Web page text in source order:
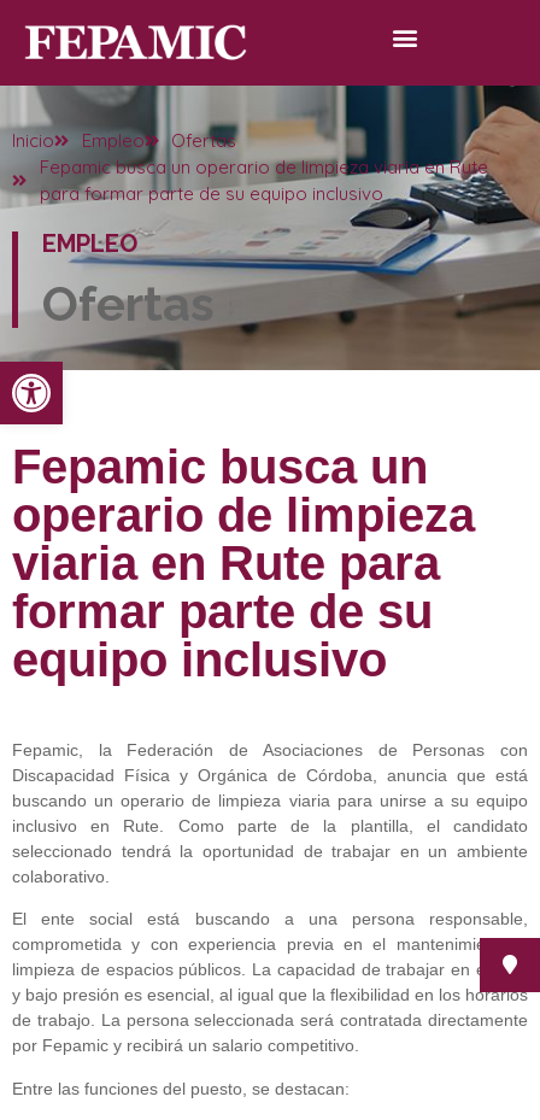
Abrir barra de herramientas
Inicio Empleo
Ofertas
Fepamic busca un operario de limpieza viaria en Rute
para formar parte de su equipo inclusivo
EMPLEO
Ofertas
Fepamic busca un
operario de limpieza
viaria en Rute para
formar parte de su
equipo inclusivo
Fepamic, la Federación de Asociaciones de Personas con
Discapacidad Física y Orgánica de Córdoba, anuncia que está
buscando un operario de limpieza viaria para unirse a su equipo
inclusivo en Rute. Como parte de la plantilla, el candidato
seleccionado tendrá la oportunidad de trabajar en un ambiente
colaborativo.
El ente social está buscando a una persona responsable,
comprometida y con experiencia previa en el mantenimiento y
limpieza de espacios públicos. La capacidad de trabajar en equipo
y bajo presión es esencial, al igual que la flexibilidad en los horarios
de trabajo. La persona seleccionada será contratada directamente
por Fepamic y recibirá un salario competitivo.
Entre las funciones del puesto, se destacan: